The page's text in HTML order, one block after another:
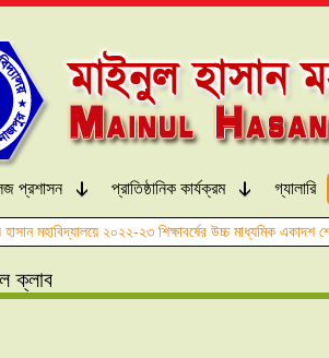
প্রশাসন প্রাতিষ্ঠানিক কার্যক্রম গ্যালারি
হাসান মহাবিদ্যালয়ে ২০২২-২৩ শিক্ষাবর্ষের উচ্চ মাধ্যমিক
ক্লাব